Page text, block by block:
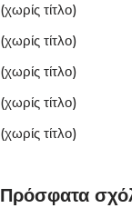
(χωρίς τίτλο)
(χωρίς τίτλο)
(χωρίς τίτλο)
(χωρίς τίτλο)
(χωρίς τίτλο)
Πρόσφατα